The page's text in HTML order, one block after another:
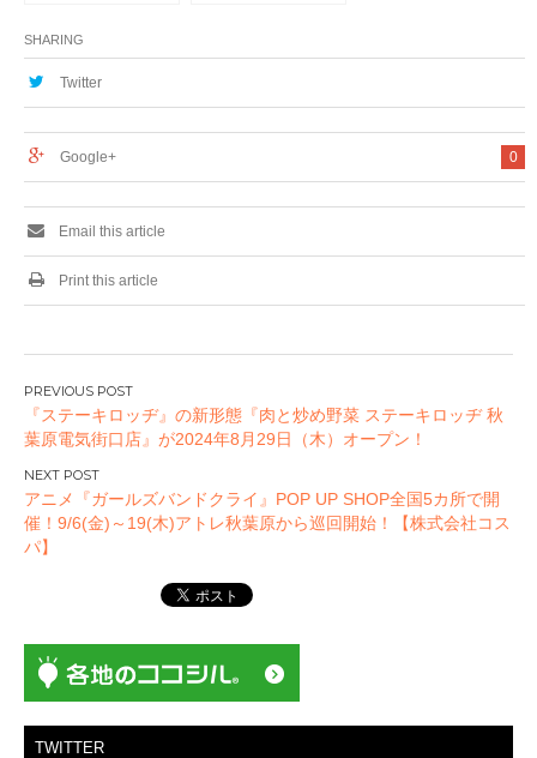
月1日よりアトレ秋
葉原1にて期間限定
オープン！
の鉄人」コラボレー
SHARING
Twitter
0
Google+
Email this article
Print this article
投
稿
ナ
ビ
ゲ
ー
ン
『ステーキロッヂ』の新形態『肉と炒め野菜 ステーキロッヂ 秋
葉原電気街口店』が2024年8月29日（木）オープン！
アニメ『ガールズバンドクライ』POP UP SHOP全国5カ所で開
催！9/6(金)～19(木)アトレ秋葉原から巡回開始！【株式会社コス
パ】
TWITTER